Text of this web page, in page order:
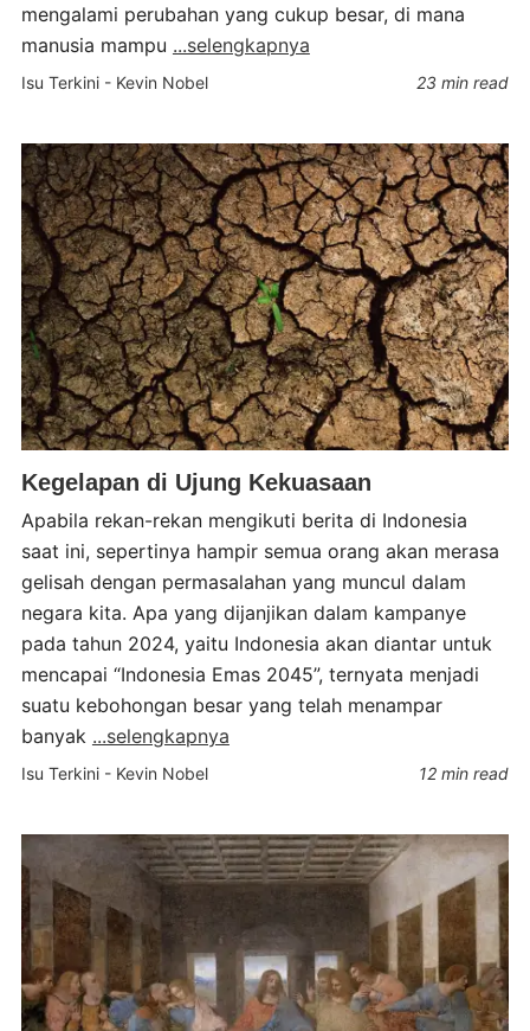
mengalami perubahan yang cukup besar, di mana
manusia mampu ...selengkapnya
Isu Terkini - Kevin Nobel 23 min read
Kegelapan di Ujung Kekuasaan
Apabila rekan-rekan mengikuti berita di Indonesia
saat ini, sepertinya hampir semua orang akan merasa
gelisah dengan permasalahan yang muncul dalam
negara kita. Apa yang dijanjikan dalam kampanye
pada tahun 2024, yaitu Indonesia akan diantar untuk
mencapai “Indonesia Emas 2045”, ternyata menjadi
suatu kebohongan besar yang telah menampar
banyak ...selengkapnya
Isu Terkini - Kevin Nobel 12 min read